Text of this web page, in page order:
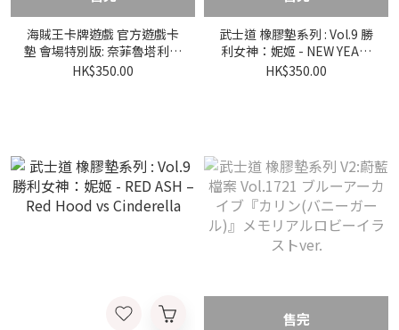
海賊王卡牌遊戲 官方遊戲卡
墊 會場特別版: 奈菲魯塔利·
比比 [ネフェルタリ・ビビ]
HK$350.00
武士道 橡膠墊系列 : Vol.9 勝
利女神：妮姬 - NEW YEAR,
NEW SWORD – Scarlet
HK$350.00
售完